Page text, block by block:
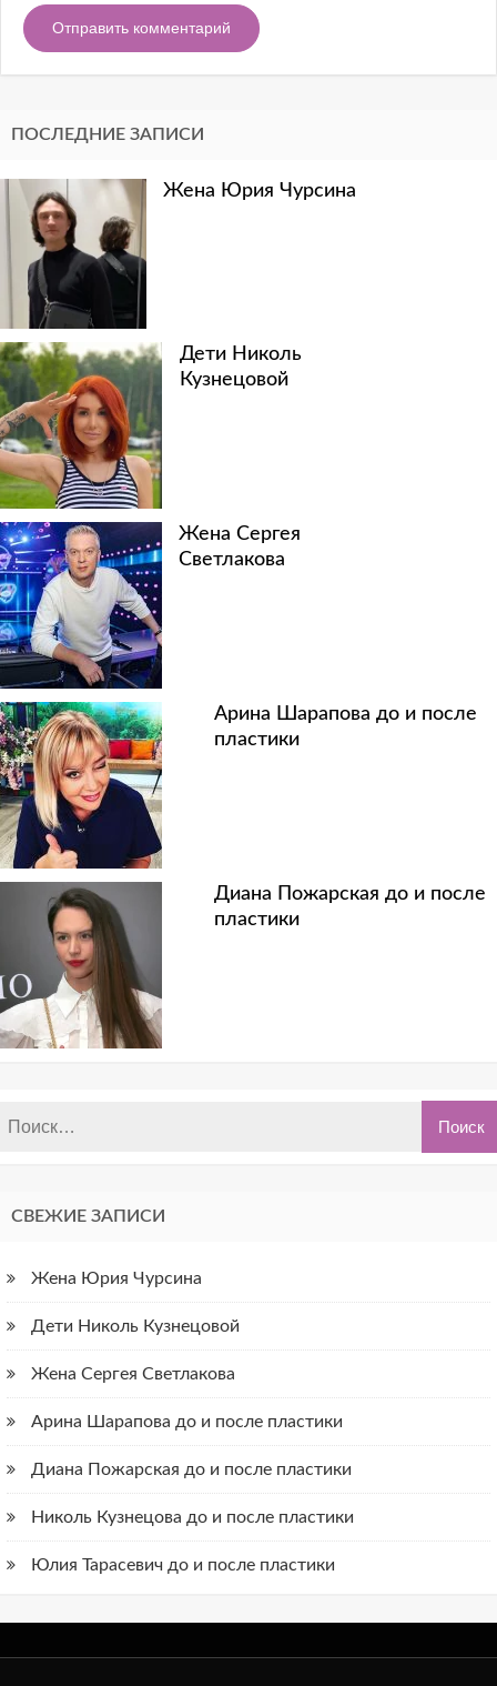
ПОСЛЕДНИЕ ЗАПИСИ
Жена Юрия Чурсина
Дети Николь
Кузнецовой
Жена Сергея
Светлакова
Арина Шарапова до и после
пластики
Диана Пожарская до и после
пластики
СВЕЖИЕ ЗАПИСИ
Жена Юрия Чурсина
Дети Николь Кузнецовой
Жена Сергея Светлакова
Арина Шарапова до и после пластики
Диана Пожарская до и после пластики
Николь Кузнецова до и после пластики
Юлия Тарасевич до и после пластики